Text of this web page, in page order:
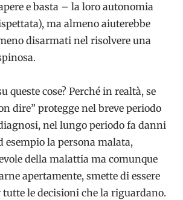
e basta – la loro autonomia
ma almeno aiuterebbe
disarmati nel risolvere una
queste cose? Perché in realtà, se
dire” protegge nel breve periodo
nel lungo periodo fa danni
esempio la persona malata,
della malattia ma comunque
apertamente, smette di essere
le decisioni che la riguardano.